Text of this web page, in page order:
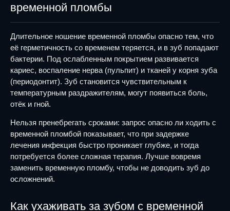
временной пломбы
Длительное ношение временной пломбы опасно тем, что
её герметичность со временем теряется, и в зуб попадают
бактерии. Под ослабленным покрытием развивается
кариес, воспаление нерва (пульпит) и тканей у корня зуба
(периодонтит). Зуб становится чувствительным к
температурным раздражителям, могут появиться боль,
отёк и гной.
Нельзя пренебрегать сроками: запрос опасно ли ходить с
временной пломбой показывает, что при задержке
лечения инфекция быстро проникает глубже, и тогда
потребуется более сложная терапия. Лучше вовремя
заменить временную пломбу, чтобы не доводить зуб до
осложнений.
Как ухаживать за зубом с временной